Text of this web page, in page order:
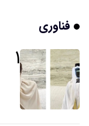
فناوری
۱